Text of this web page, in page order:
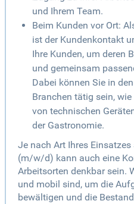
und Ihrem Team.
Beim Kunden vor Ort:
ist der Kundenkontakt
Ihre Kunden, um deren
und gemeinsam
Dabei können Sie in
Branchen tätig sein,
von technischen
der Gastronomie.
Je nach Art Ihres
(m/w/d) kann auch eine
Arbeitsorten denkbar sein.
und mobil sind, um die
bewältigen und die